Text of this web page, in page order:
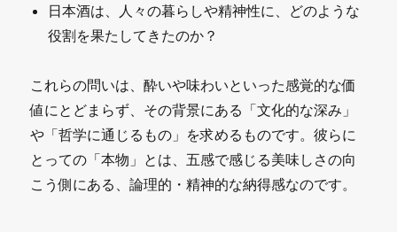
日本酒は、人々の暮らしや精神性に、どのような
役割を果たしてきたのか？
これらの問いは、酔いや味わいといった感覚的な価
値にとどまらず、その背景にある「文化的な深み」
や「哲学に通じるもの」を求めるものです。彼らに
とっての「本物」とは、五感で感じる美味しさの向
こう側にある、論理的・精神的な納得感なのです。